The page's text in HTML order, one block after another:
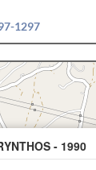
1297
- 1990